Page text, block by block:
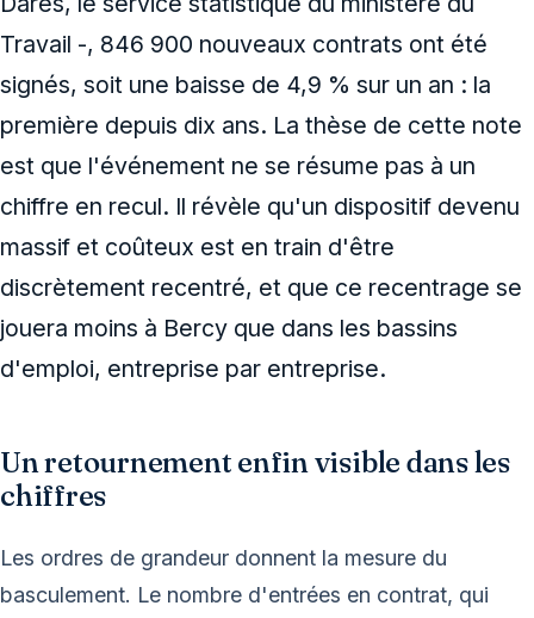
Travail -, 846 900 nouveaux contrats ont été
signés, soit une baisse de 4,9 % sur un an : la
première depuis dix ans. La thèse de cette note
est que l'événement ne se résume pas à un
chiffre en recul. Il révèle qu'un dispositif devenu
massif et coûteux est en train d'être
discrètement recentré, et que ce recentrage se
jouera moins à Bercy que dans les bassins
d'emploi, entreprise par entreprise.
Un retournement enfin visible dans les
chiffres
Les ordres de grandeur donnent la mesure du
basculement. Le nombre d'entrées en contrat, qui